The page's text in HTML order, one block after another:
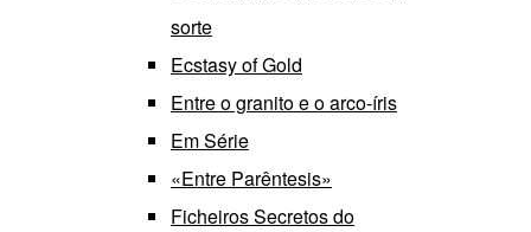
sorte
Ecstasy of Gold
Entre o granito e o arco-íris
Em Série
«Entre Parêntesis»
Ficheiros Secretos do